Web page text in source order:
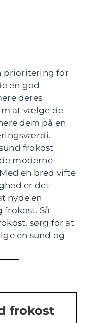
prioritering for
en god
deres
at vælge de
dem på en
frokost
moderne
en bred vifte
er det
nyde en
Så
sørg for at
en sund og
frokost